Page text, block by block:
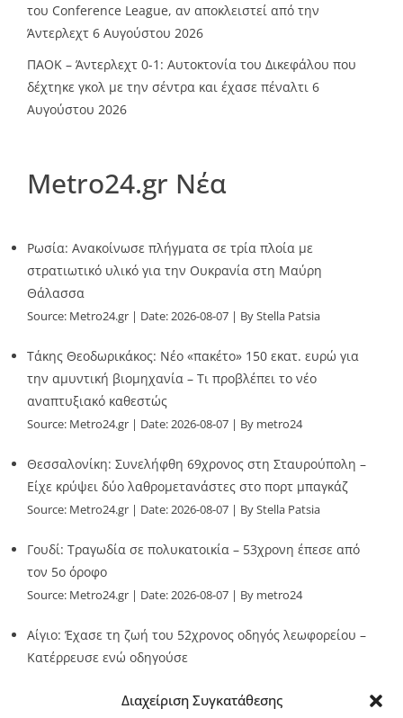
Διαχείριση Συγκατάθεσης
του Conference League, αν αποκλειστεί από την
Άντερλεχτ 6 Αυγούστου 2026
ΠΑΟΚ – Άντερλεχτ 0-1: Αυτοκτονία του Δικεφάλου που
δέχτηκε γκολ με την σέντρα και έχασε πέναλτι 6
Αυγούστου 2026
Metro24.gr Νέα
Ρωσία: Ανακοίνωσε πλήγματα σε τρία πλοία με
στρατιωτικό υλικό για την Ουκρανία στη Μαύρη
Θάλασσα
Source: Metro24.gr Date: 2026-08-07 By Stella Patsia
Τάκης Θεοδωρικάκος: Νέο «πακέτο» 150 εκατ. ευρώ για
την αμυντική βιομηχανία – Τι προβλέπει το νέο
αναπτυξιακό καθεστώς
Source: Metro24.gr Date: 2026-08-07 By metro24
Θεσσαλονίκη: Συνελήφθη 69χρονος στη Σταυρούπολη –
Είχε κρύψει δύο λαθρομετανάστες στο πορτ μπαγκάζ
Source: Metro24.gr Date: 2026-08-07 By Stella Patsia
Γουδί: Τραγωδία σε πολυκατοικία – 53χρονη έπεσε από
τον 5ο όροφο
Source: Metro24.gr Date: 2026-08-07 By metro24
Αίγιο: Έχασε τη ζωή του 52χρονος οδηγός λεωφορείου –
Κατέρρευσε ενώ οδηγούσε